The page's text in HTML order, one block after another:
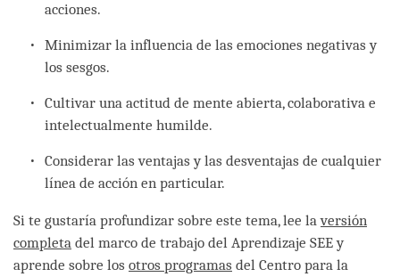
acciones.
Minimizar la influencia de las emociones negativas y
los sesgos.
Cultivar una actitud de mente abierta, colaborativa e
intelectualmente humilde.
Considerar las ventajas y las desventajas de cualquier
línea de acción en particular.
Si te gustaría profundizar sobre este tema, lee laversión
completa del marco de trabajo del Aprendizaje SEE y
aprende sobre los otros programas del Centro para la